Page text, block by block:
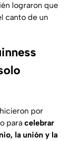
lograron que
canto de un
por
para celebrar
la unión y la